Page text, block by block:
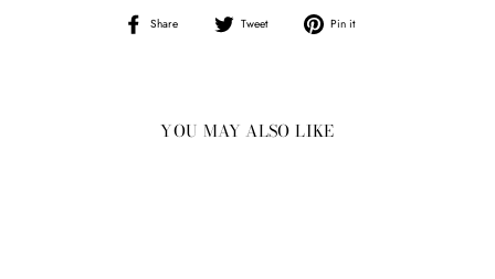
Share
Share
Tweet
Tweet
Pin it
YOU MAY ALSO LIKE